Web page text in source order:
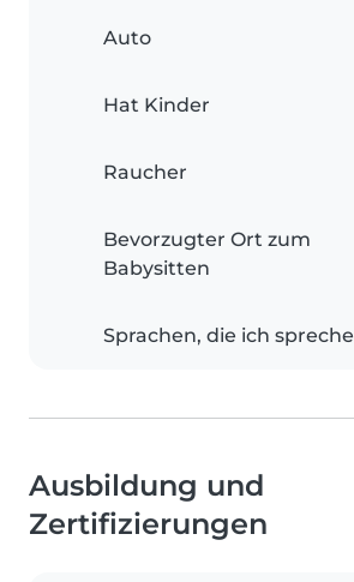
Auto
Hat Kinder
Raucher
Bevorzugter Ort zum
Babysitten
Sprachen, die ich spreche
Ausbildung und
Zertifizierungen